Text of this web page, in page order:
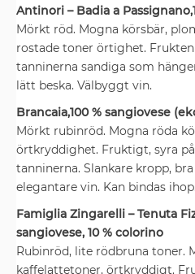
Antinori – Badia a
Mörkt röd. Mogna körsbär,
rostade toner örtighet.
tanninerna sandiga som
lätt beska. Välbyggt vin.
Brancaia,100 % sangiovese
Mörkt rubinröd. Mogna röda
örtkryddighet. Fruktigt, syra
tanninerna. Slankare kropp,
elegantare vin. Kan bindas ihop.
Famiglia Zingarelli – Tenuta
sangiovese, 10 % colorino
Rubinröd, lite rödbruna toner.
kaffelattetoner, örtkryddigt.